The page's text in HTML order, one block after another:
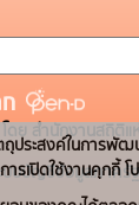
ดย สำนักงานสถิติแ
บบบัญชีข้อมูลภาครัฐ
ถุประสงค์ในการพั
รเปิดใช้งานคุกกี้